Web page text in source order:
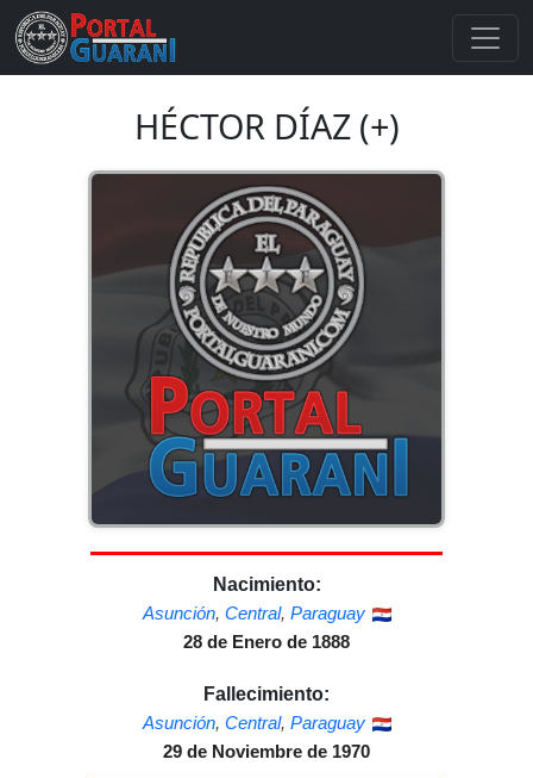
HÉCTOR DÍAZ (+)
Nacimiento:
Asunción, Central, Paraguay
28 de Enero de 1888
Fallecimiento:
Asunción, Central, Paraguay
29 de Noviembre de 1970